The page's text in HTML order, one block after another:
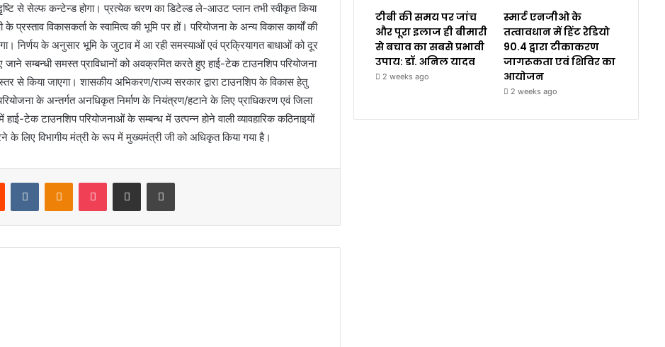
से सेल्फ कन्टेन्ड होगा। प्रत्येक चरण का डिटेल्ड ले-आउट प्लान तभी स्वीकृत किया
विकासकर्ता के स्वामित्व की भूमि पर हों। परियोजना के अन्य विकास कार्यों की
निर्णय के अनुसार भूमि के जुटाव में आ रही समस्याओं एवं प्रक्रियागत बाधाओं को दूर
सम्बन्धी समस्त प्राविधानों को अवक्रमित करते हुए हाई-टेक टाउनशिप परियोजना
से किया जाएगा। शासकीय अभिकरण/राज्य सरकार द्वारा टाउनशिप के विकास हेतु
के अन्तर्गत अनधिकृत निर्माण के नियंत्रण/हटाने के लिए प्राधिकरण एवं जिला
हाई-टेक टाउनशिप परियोजनाओं के सम्बन्ध में उत्पन्न होने वाली व्यावहारिक कठिनाइयों
के लिए विभागीय मंत्री के रूप में मुख्यमंत्री जी को अधिकृत किया गया है।
Reddit VKontakteOdnoklassniki
Pocket Share via Email Print
टीबी की समय पर जांच
और पूरा इलाज ही बीमारी
से बचाव का सबसे प्रभावी
उपाय: डॉ. अनिल यादव
2 weeks ago
स्मार्ट एनजीओ के
तत्वावधान में हिंट रेडियो
90.4 द्वारा टीकाकरण
जागरूकता एवं शिविर का
आयोजन
2 weeks ago